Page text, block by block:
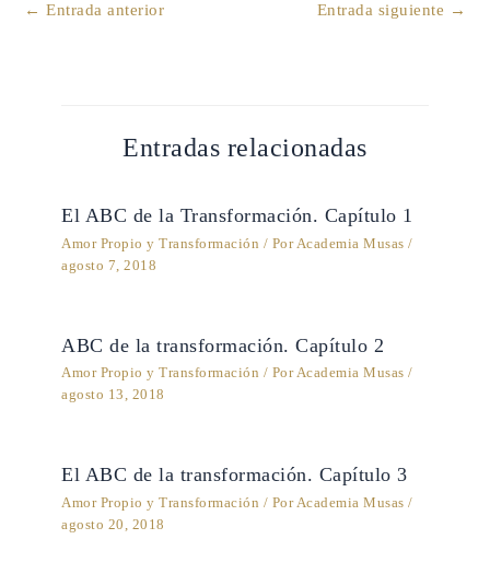
← Entrada anterior Entrada siguiente →
Entradas relacionadas
El ABC de la Transformación. Capítulo 1
Amor Propio y Transformación / Por Academia Musas/
agosto 7, 2018
ABC de la transformación. Capítulo 2
Amor Propio y Transformación / PorAcademia Musas/
agosto 13, 2018
El ABC de la transformación. Capítulo 3
Amor Propio y Transformación / Por Academia Musas/
agosto 20, 2018